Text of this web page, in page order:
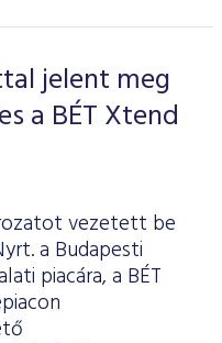
jelent meg
a BÉT Xtend
vezetett be
a Budapesti
piacára, a BÉT